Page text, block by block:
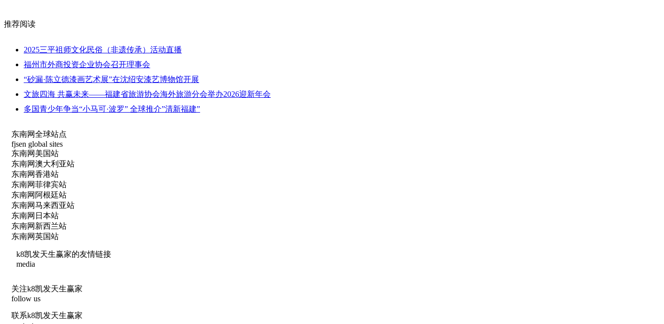
推荐阅读
2025三平祖师文化民俗（非遗传承）活动直播
福州市外商投资企业协会召开理事会
“砂漏·陈立德漆画艺术展”在沈绍安漆艺博物馆开展
文旅四海 共赢未来——福建省旅游协会海外旅游分会举办2026迎新年会
多国青少年争当“小马可·波罗” 全球推介”清新福建”
东南网全球站点
fjsen global sites
东南网美国站
东南网澳大利亚站
东南网香港站
东南网菲律宾站
东南网阿根廷站
东南网马来西亚站
东南网日本站
东南网新西兰站
东南网英国站
k8凯发天生赢家的友情链接
media
关注k8凯发天生赢家
follow us
联系k8凯发天生赢家